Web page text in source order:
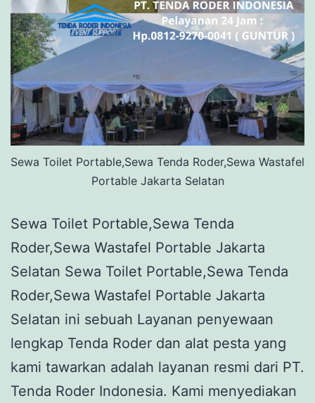
Sewa Toilet Portable,Sewa Tenda Roder,Sewa Wastafel
Portable Jakarta Selatan
Sewa Toilet Portable,Sewa Tenda
Roder,Sewa Wastafel Portable Jakarta
Selatan Sewa Toilet Portable,Sewa Tenda
Roder,Sewa Wastafel Portable Jakarta
Selatan ini sebuah Layanan penyewaan
lengkap Tenda Roder dan alat pesta yang
kami tawarkan adalah layanan resmi dari PT.
Tenda Roder Indonesia. Kami menyediakan